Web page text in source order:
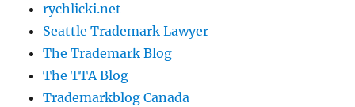
rychlicki.net
Seattle Trademark Lawyer
The Trademark Blog
The TTA Blog
Trademarkblog Canada